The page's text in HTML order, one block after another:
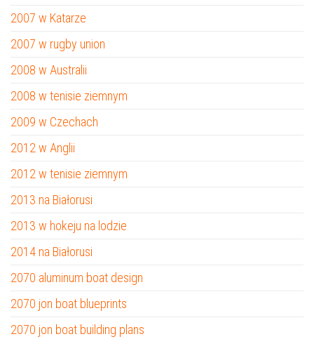
2007 w Katarze
2007 w rugby union
2008 w Australii
2008 w tenisie ziemnym
2009 w Czechach
2012 w Anglii
2012 w tenisie ziemnym
2013 na Białorusi
2013 w hokeju na lodzie
2014 na Białorusi
2070 aluminum boat design
2070 jon boat blueprints
2070 jon boat building plans